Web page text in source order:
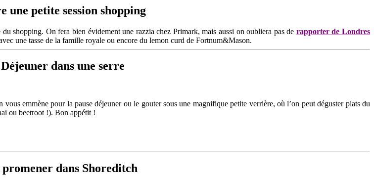
une petite session shopping
shopping. On fera bien évidement une razzia chez Primark, mais aussi on oubliera pas de rapporter de Londres
une tasse de la famille royale ou encore du lemon curd de Fortnum&Mason.
dans une serre
emmène pour la pause déjeuner ou le gouter sous une magnifique petite verrière, où l’on peut déguster plats du
ou beetroot !). Bon appétit !
promener dans Shoreditch